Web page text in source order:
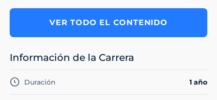
VER TODO EL CONTENIDO
Información de la Carrera
Duración 1 año